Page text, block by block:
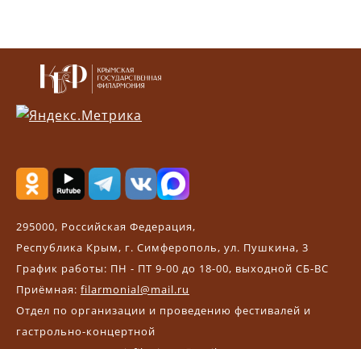
295000, Российская Федерация,
Республика Крым, г. Симферополь, ул. Пушкина, 3
График работы: ПН - ПТ 9-00 до 18-00, выходной СБ-ВС
Приёмная: filarmonial@mail.ru
Отдел по организации и проведению фестивалей и
гастрольно-концертной